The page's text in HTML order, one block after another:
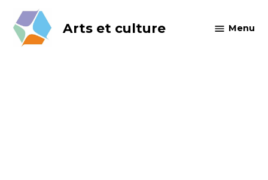
content
Arts et culture Menu